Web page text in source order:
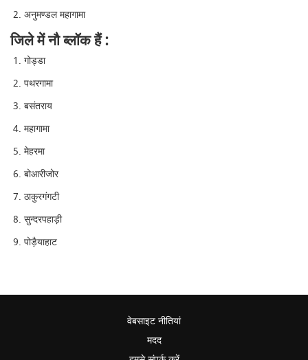
अनुमण्डल महागामा
जिले में नौ ब्लॉक हैं :
गोड्डा
पथरगामा
बसंतराय
महागामा
मेहरमा
बोआरीजोर
ठाकुरगंगटी
सुन्दरपहाड़ी
पोड़ैयाहाट
वेबसाइट नीतियां
मदद